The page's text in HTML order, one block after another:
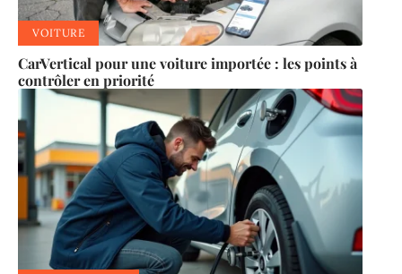
VOITURE
CarVertical pour une voiture importée : les points à
contrôler en priorité